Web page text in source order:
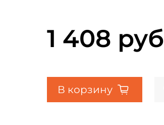
1 408 руб
В корзину